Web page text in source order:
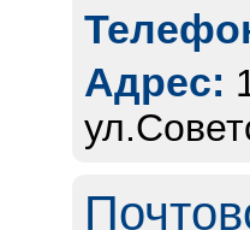
Адрес: